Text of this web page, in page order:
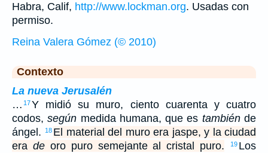
Habra, Calif, http://www.lockman.org. Usadas con
permiso.
Reina Valera Gómez (© 2010)
Contexto
La nueva Jerusalén
… 17Y midió su muro, ciento cuarenta y cuatro
codos,según medida humana, que es tambiénde
ángel.
18 El material del muro era jaspe, y la ciudad
era deoro puro semejante al cristal puro. 19 Los